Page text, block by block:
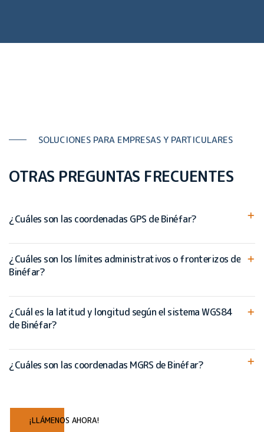
SOLUCIONES PARA EMPRESAS Y PARTICULARES
OTRAS PREGUNTAS FRECUENTES
¿Cuáles son las coordenadas GPS de Binéfar?
¿Cuáles son los límites administrativos o fronterizos de
Binéfar?
¿Cuál es la latitud y longitud según el sistema WGS84
de Binéfar?
¿Cuáles son las coordenadas MGRS de Binéfar?
¡LLÁMENOS AHORA!